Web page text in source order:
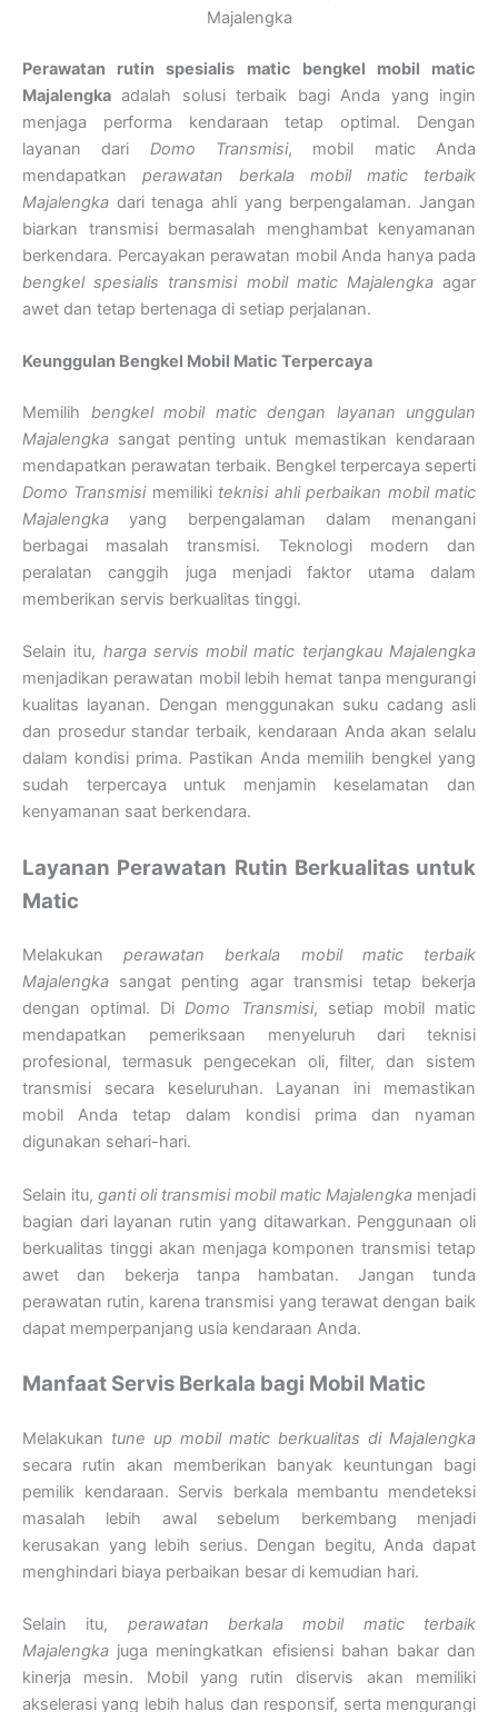
Majalengka
Perawatan rutin spesialis matic bengkel mobil matic
Majalengka adalah solusi terbaik bagi Anda yang ingin
menjaga performa kendaraan tetap optimal. Dengan
layanan dari Domo Transmisi, mobil matic Anda
mendapatkan perawatan berkala mobil matic terbaik
Majalengka dari tenaga ahli yang berpengalaman. Jangan
biarkan transmisi bermasalah menghambat kenyamanan
berkendara. Percayakan perawatan mobil Anda hanya pada
bengkel spesialis transmisi mobil matic Majalengkaagar
awet dan tetap bertenaga di setiap perjalanan.
Keunggulan Bengkel Mobil Matic Terpercaya
Memilih bengkel mobil matic dengan layanan unggulan
Majalengka sangat penting untuk memastikan kendaraan
mendapatkan perawatan terbaik. Bengkel terpercaya seperti
Domo Transmisimemiliki teknisi ahli perbaikan mobil matic
Majalengka yang berpengalaman dalam menangani
berbagai masalah transmisi. Teknologi modern dan
peralatan canggih juga menjadi faktor utama dalam
memberikan servis berkualitas tinggi.
Selain itu, harga servis mobil matic terjangkau Majalengka
menjadikan perawatan mobil lebih hemat tanpa mengurangi
kualitas layanan. Dengan menggunakan suku cadang asli
dan prosedur standar terbaik, kendaraan Anda akan selalu
dalam kondisi prima. Pastikan Anda memilih bengkel yang
sudah terpercaya untuk menjamin keselamatan dan
kenyamanan saat berkendara.
Layanan Perawatan Rutin Berkualitas untuk
Matic
Melakukanperawatan berkala mobil matic terbaik
Majalengka sangat penting agar transmisi tetap bekerja
dengan optimal. DiDomo Transmisi, setiap mobil matic
mendapatkan pemeriksaan menyeluruh dari teknisi
profesional, termasuk pengecekan oli, filter, dan sistem
transmisi secara keseluruhan. Layanan ini memastikan
mobil Anda tetap dalam kondisi prima dan nyaman
digunakan sehari-hari.
Selain itu, ganti oli transmisi mobil matic Majalengka menjadi
bagian dari layanan rutin yang ditawarkan. Penggunaan oli
berkualitas tinggi akan menjaga komponen transmisi tetap
awet dan bekerja tanpa hambatan. Jangan tunda
perawatan rutin, karena transmisi yang terawat dengan baik
dapat memperpanjang usia kendaraan Anda.
Manfaat Servis Berkala bagi Mobil Matic
Melakukan tune up mobil matic berkualitas di Majalengka
secara rutin akan memberikan banyak keuntungan bagi
pemilik kendaraan. Servis berkala membantu mendeteksi
masalah lebih awal sebelum berkembang menjadi
kerusakan yang lebih serius. Dengan begitu, Anda dapat
menghindari biaya perbaikan besar di kemudian hari.
Selain itu, perawatan berkala mobil matic terbaik
Majalengka juga meningkatkan efisiensi bahan bakar dan
kinerja mesin. Mobil yang rutin diservis akan memiliki
akselerasi yang lebih halus dan responsif, serta mengurangi